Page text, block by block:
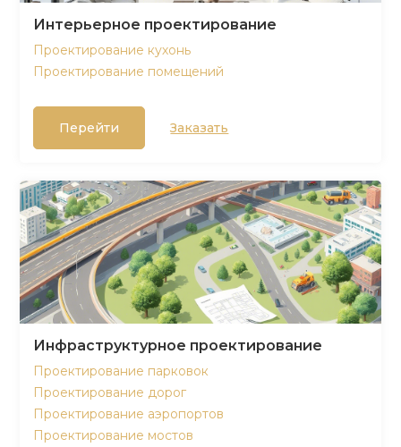
Интерьерное проектирование
Проектирование кухонь
Проектирование помещений
Перейти Заказать
Инфраструктурное проектирование
Проектирование парковок
Проектирование дорог
Проектирование аэропортов
Проектирование мостов